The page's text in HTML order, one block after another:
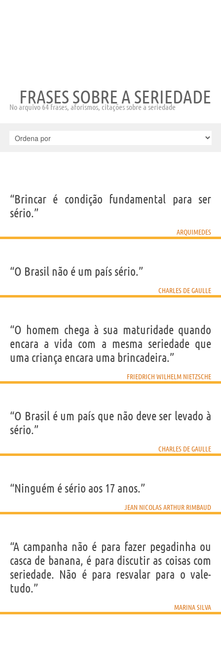
FRASES SOBRE A SERIEDADE
No arquivo 64 frases, aforismos, citações sobre a seriedade
“Brincar é condição fundamental para ser
sério.”
ARQUIMEDES
“O Brasil não é um país sério.”
CHARLES DE GAULLE
“O homem chega à sua maturidade quando
encara a vida com a mesma seriedade que
uma criança encara uma brincadeira.”
FRIEDRICH WILHELM NIETZSCHE
“O Brasil é um país que não deve ser levado à
sério.”
CHARLES DE GAULLE
“Ninguém é sério aos 17 anos.”
JEAN NICOLAS ARTHUR RIMBAUD
“A campanha não é para fazer pegadinha ou
casca de banana, é para discutir as coisas com
seriedade. Não é para resvalar para o vale-
tudo.”
MARINA SILVA